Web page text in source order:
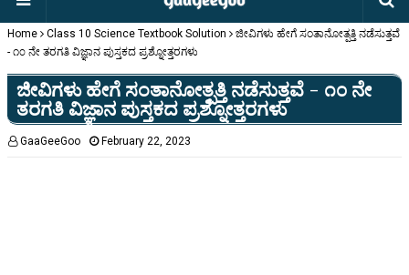
Home Class 10 Science Textbook Solution
ಜೀವಿಗಳು ಹೇಗೆ ಸಂತಾನೋತ್ಪತ್ತಿ ನಡೆಸುತ್ತವೆ
- ೧೦ ನೇ ತರಗತಿ ವಿಜ್ಞಾನ ಪುಸ್ತಕದ ಪ್ರಶ್ನೋತ್ತರಗಳು
ಜೀವಿಗಳು ಹೇಗೆ ಸಂತಾನೋತ್ಪತ್ತಿ ನಡೆಸುತ್ತವೆ - ೧೦ ನೇ
ತರಗತಿ ವಿಜ್ಞಾನ ಪುಸ್ತಕದ ಪ್ರಶ್ನೋತ್ತರಗಳು
GaaGeeGoo February 22, 2023